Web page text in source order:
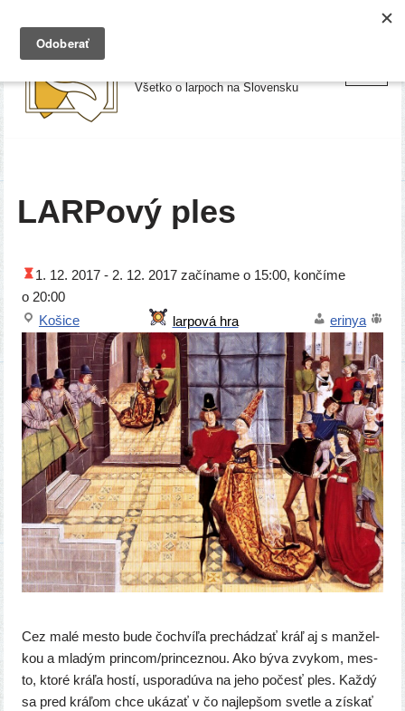
Preskočiť
Všetko o larpoch na Slovensku
LARPový ples
1. 12. 2017 -2. 12. 2017 začí­na­me o 15:00, kon­čí­me
o 20:00
Košice
eri­nya
Cez malé mes­to bude čochví­ľa pre­chá­dzať kráľ aj s man­žel­
kou a mla­dým princom/princeznou. Ako býva zvy­kom, mes­
to, kto­ré krá­ľa hos­tí, uspo­ra­dú­va na jeho počesť ples. Každý
sa pred krá­ľom chce uká­zať v čo naj­lep­šom svet­le a zís­kať